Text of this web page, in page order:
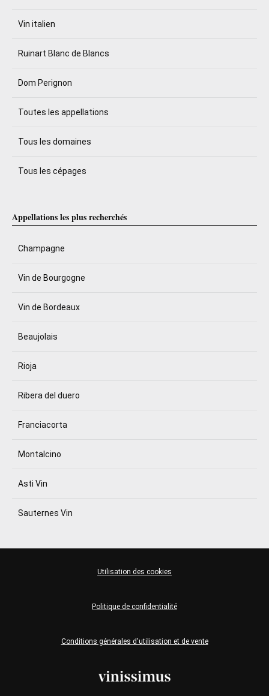
Vin italien
Ruinart Blanc de Blancs
Dom Perignon
Toutes les appellations
Tous les domaines
Tous les cépages
Appellations les plus recherchés
Champagne
Vin de Bourgogne
Vin de Bordeaux
Beaujolais
Rioja
Ribera del duero
Franciacorta
Montalcino
Asti Vin
Sauternes Vin
Conditions générales d'utilisation et de vente
Politique de confidentialité
Utilisation des cookies